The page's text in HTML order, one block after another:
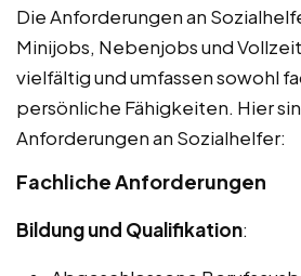
Die Anforderungen an
Minijobs, Nebenjobs und
vielfältig und umfassen sowohl
persönliche Fähigkeiten. Hier
Anforderungen an Sozialhelfer:
Fachliche Anforderungen
Bildung und Qualifikation: